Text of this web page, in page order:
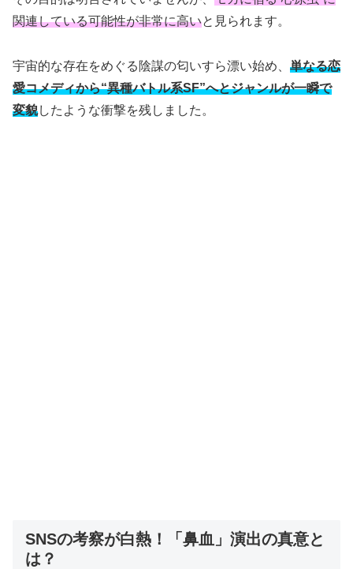
関連している可能性が非常に高いと見られます。
宇宙的な存在をめぐる陰謀の匂いすら漂い始め、 単なる恋
愛コメディから“異種バトル系SF”へとジャンルが一瞬で
変貌したような衝撃を残しました。
SNSの考察が白熱！「鼻血」演出の真意と
は？